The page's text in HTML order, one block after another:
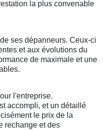
la plus convenable
ses dépanneurs. Ceux-ci
et aux évolutions du
de maximale et une
l'entreprise.
accompli, et un détaillé
le prix de la
rechange et des